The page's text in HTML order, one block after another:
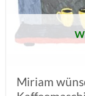
Miriam